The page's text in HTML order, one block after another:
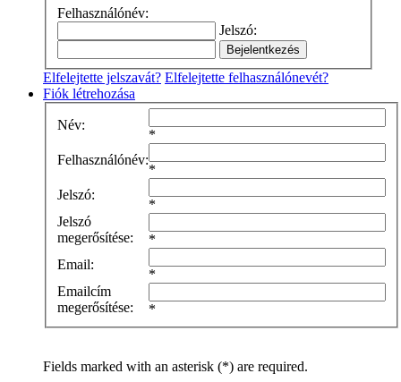
Felhasználónév:
Jelszó:
Elfelejtette jelszavát? Elfelejtette felhasználónevét?
Fiók létrehozása
Név:
*
Felhasználónév:
*
Jelszó:
*
Jelszó
megerősítése:
*
Email:
*
Emailcím
megerősítése:
*
Fields marked with an asterisk (*) are required.